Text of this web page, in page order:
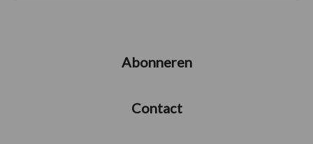
Abonneren
Contact